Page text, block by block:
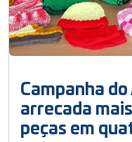
Campanha
arrecada
peças em